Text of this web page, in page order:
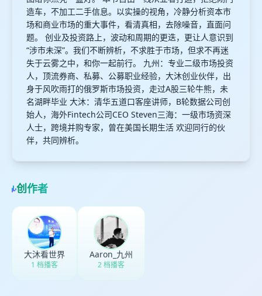
造车，不加工二手信息。以实操的视角，冷静分析资本市
场和商业市场的重大事件，看清真相，去除噪音，直面问
题。 创业及投资路上，波动和周期的更迭，更让人意识到
“涉市未深”。我们不断辨析，不求胜于市场，但求不再迷
失于云雾之中，和你一起前行。 九州：专业二级市场投资
人，顶流券商、私募、公募职业经验，大沐创业伙伴，出
身于风吹雨打的俄罗斯市场投资，走过A股三轮牛熊，未
名湖畔毕业 大沐：清华五道口客座讲师，B轮数据公司创
始人，海外Fintech公司CEO Steven三海：一级市场资深
人士，跨境并购专家，曾在美国长期生活 欢迎同行的伙
伴，共同辨析。
创作者
大沐看世界
1 档播客
Aaron_九州
2 档播客